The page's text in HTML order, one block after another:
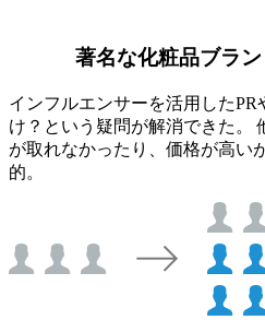
著名な化粧品ブラン
インフルエンサーを活用した
け？という疑問が解消できた。
が取れなかったり、価格が高い
的。